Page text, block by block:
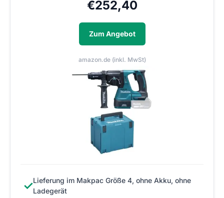
€252,40
Zum Angebot
amazon.de (inkl. MwSt)
✓Lieferung im Makpac Größe 4, ohne Akku, ohne
Ladegerät